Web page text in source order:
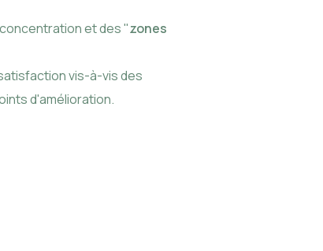
et des "zones
vis-à-vis des
d'amélioration.